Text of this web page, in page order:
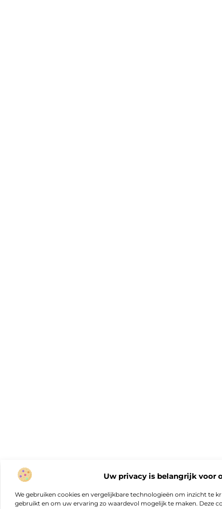
Uw privacy is belangrijk voor
We gebruiken cookies en vergelijkbare technologieën om inzicht te
gebruikt en om uw ervaring zo waardevol mogelijk te maken. Deze